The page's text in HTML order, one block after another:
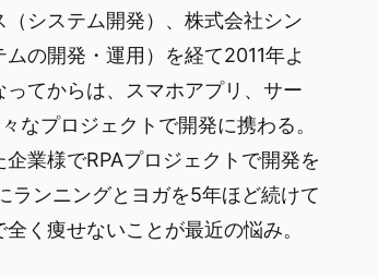
システム開発）、株式会社シン
の開発・運用）を経て2011年よ
てからは、スマホアプリ、サー
なプロジェクトで開発に携わる。
業様でRPAプロジェクトで開発を
ランニングとヨガを5年ほど続けて
く痩せないことが最近の悩み。